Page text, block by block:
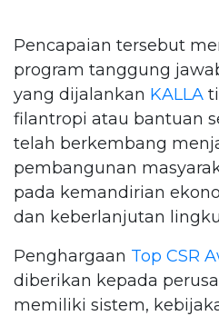
Pencapaian tersebut
program tanggung
yang dijalankan KALLA
filantropi atau bantuan
telah berkembang
pembangunan
pada kemandirian
dan keberlanjutan
Penghargaan Top CSR
diberikan kepada
memiliki sistem,